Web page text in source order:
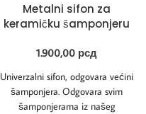
Metalni sifon za
keramičku šamponjeru
1.900,00 рсд
Univerzalni sifon, odgovara većini
šamponjera. Odgovara svim
šamponjerama iz našeg